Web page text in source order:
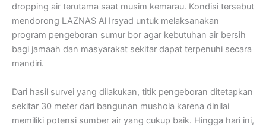
dropping air terutama saat musim kemarau. Kondisi tersebut
mendorong LAZNAS Al Irsyad untuk melaksanakan
program pengeboran sumur bor agar kebutuhan air bersih
bagi jamaah dan masyarakat sekitar dapat terpenuhi secara
mandiri.
Dari hasil survei yang dilakukan, titik pengeboran ditetapkan
sekitar 30 meter dari bangunan mushola karena dinilai
memiliki potensi sumber air yang cukup baik. Hingga hari ini,